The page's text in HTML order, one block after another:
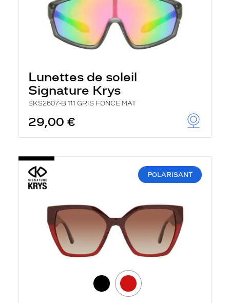
Lunettes de soleil
Signature Krys
SKS2607-B 111 GRIS FONCE MAT
29,00 €
POLARISANT